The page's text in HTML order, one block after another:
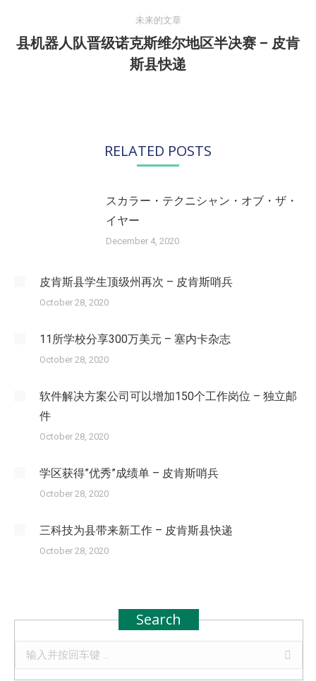
章：
未来的文章
未
来
县机器人队晋级诺克斯维尔地区半决赛 – 皮肯
斯县快递
RELATED POSTS
スカラー・テクニシャン・オブ・ザ・
イヤー
December 4, 2020
皮肯斯县学生顶级州再次 – 皮肯斯哨兵
October 28, 2020
11所学校分享300万美元 – 塞内卡杂志
October 28, 2020
软件解决方案公司可以增加150个工作岗位 – 独立邮
件
October 28, 2020
学区获得”优秀”成绩单 – 皮肯斯哨兵
October 28, 2020
三科技为县带来新工作 – 皮肯斯县快递
October 28, 2020
Search
Search: